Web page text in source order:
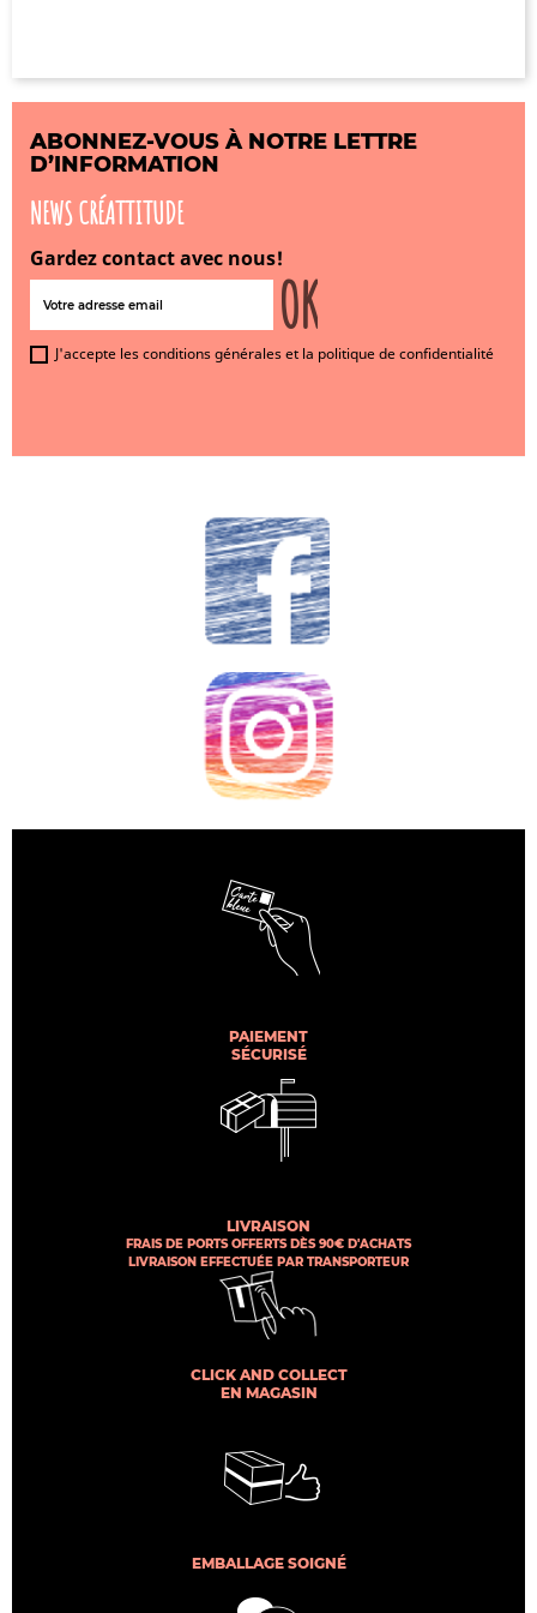
ABONNEZ-VOUS À NOTRE LETTRE
D’INFORMATION
NEWS CRÉATTITUDE
Gardez contact avec nous!
J'accepte les conditions générales et la politique de confidentialité
PAIEMENT
SÉCURISÉ
LIVRAISON
FRAIS DE PORTS OFFERTS DÈS 90€ D'ACHATS
LIVRAISON EFFECTUÉE PAR TRANSPORTEUR
CLICK AND COLLECT
EN MAGASIN
EMBALLAGE SOIGNÉ